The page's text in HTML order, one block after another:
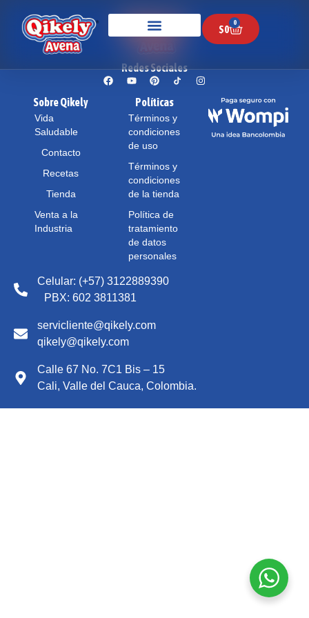
$0
0
Redes Sociales
Sobre Qikely
Vida
Saludable
Contacto
Recetas
Tienda
Venta a la
Industria
Políticas
Términos y
condiciones
de uso
Términos y
condiciones
de la tienda
Política de
tratamiento
de datos
personales
Celular: (+57) 3122889390
PBX: 602 3811381
servicliente@qikely.com
qikely@qikely.com
Calle 67 No. 7C1 Bis – 15
Cali, Valle del Cauca, Colombia.